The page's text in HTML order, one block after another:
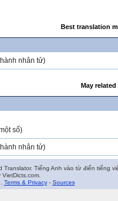
Best translation
nhân tử)
May
số)
nhân tử)
Translator. Tiếng Anh vào từ điển tiếng
Terms & Privacy- Sources